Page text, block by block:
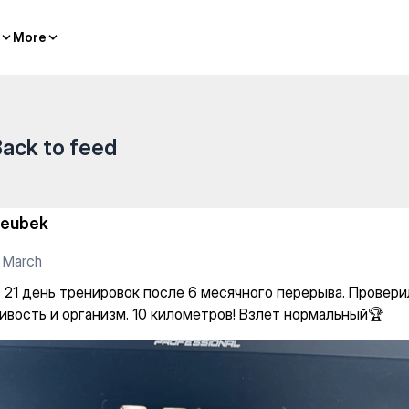
More
More 6 месячного
to feed
March
21 день тренировок после 6 месячного перерыва.
и организм. 10 километров! Взлет нормальный🏆